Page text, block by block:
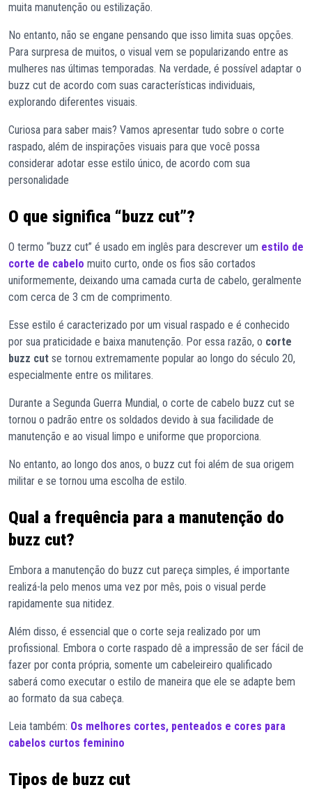
muita manutenção ou estilização.
No entanto, não se engane pensando que isso limita suas opções.
Para surpresa de muitos, o visual vem se popularizando entre as
mulheres nas últimas temporadas. Na verdade, é possível adaptar o
buzz cut de acordo com suas características individuais,
explorando diferentes visuais.
Curiosa para saber mais? Vamos apresentar tudo sobre o corte
raspado, além de inspirações visuais para que você possa
considerar adotar esse estilo único, de acordo com sua
personalidade
O que significa “buzz cut”?
O termo “buzz cut” é usado em inglês para descrever um estilo de
corte de cabelo muito curto, onde os fios são cortados
uniformemente, deixando uma camada curta de cabelo, geralmente
com cerca de 3 cm de comprimento.
Esse estilo é caracterizado por um visual raspado e é conhecido
por sua praticidade e baixa manutenção. Por essa razão, o corte
buzz cut se tornou extremamente popular ao longo do século 20,
especialmente entre os militares.
Durante a Segunda Guerra Mundial, o corte de cabelo buzz cut se
tornou o padrão entre os soldados devido à sua facilidade de
manutenção e ao visual limpo e uniforme que proporciona.
No entanto, ao longo dos anos, o buzz cut foi além de sua origem
militar e se tornou uma escolha de estilo.
Qual a frequência para a manutenção do
buzz cut?
Embora a manutenção do buzz cut pareça simples, é importante
realizá-la pelo menos uma vez por mês, pois o visual perde
rapidamente sua nitidez.
Além disso, é essencial que o corte seja realizado por um
profissional. Embora o corte raspado dê a impressão de ser fácil de
fazer por conta própria, somente um cabeleireiro qualificado
saberá como executar o estilo de maneira que ele se adapte bem
ao formato da sua cabeça.
Leia também: Os melhores cortes, penteados e cores para
cabelos curtos feminino
Tipos de buzz cut